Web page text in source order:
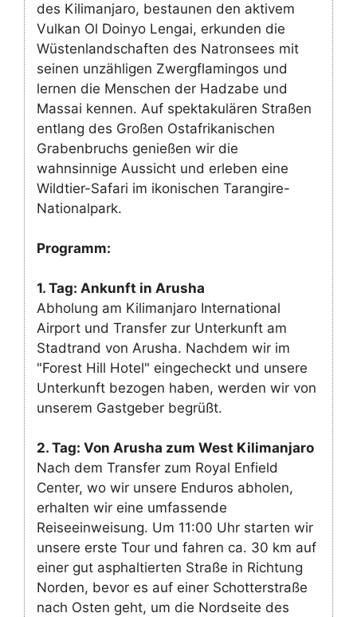
des Kilimanjaro, bestaunen den aktivem
Vulkan Ol Doinyo Lengai, erkunden die
Wüstenlandschaften des Natronsees mit
seinen unzähligen Zwergflamingos und
lernen die Menschen der Hadzabe und
Massai kennen. Auf spektakulären Straßen
entlang des Großen Ostafrikanischen
Grabenbruchs genießen wir die
wahnsinnige Aussicht und erleben eine
Wildtier-Safari im ikonischen Tarangire-
Nationalpark.
Programm:
1. Tag: Ankunft in Arusha
Abholung am Kilimanjaro International
Airport und Transfer zur Unterkunft am
Stadtrand von Arusha. Nachdem wir im
"Forest Hill Hotel" eingecheckt und unsere
Unterkunft bezogen haben, werden wir von
unserem Gastgeber begrüßt.
2. Tag: Von Arusha zum West Kilimanjaro
Nach dem Transfer zum Royal Enfield
Center, wo wir unsere Enduros abholen,
erhalten wir eine umfassende
Reiseeinweisung. Um 11:00 Uhr starten wir
unsere erste Tour und fahren ca. 30 km auf
einer gut asphaltierten Straße in Richtung
Norden, bevor es auf einer Schotterstraße
nach Osten geht, um die Nordseite des